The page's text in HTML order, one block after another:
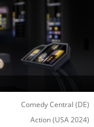
Comedy Central (DE)
Action(USA 2024)